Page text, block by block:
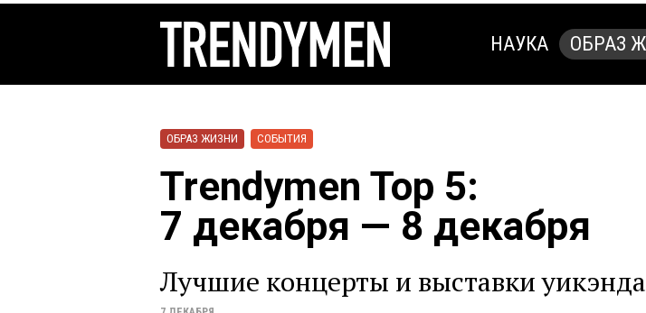
НАУКА ОБРАЗ
ОБРАЗ ЖИЗНИ СОБЫТИЯ
Trendymen Top 5:
7 декабря — 8 декабря
Лучшие концерты и выставки уикэнда